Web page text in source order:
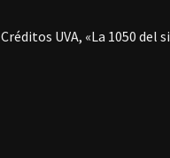
Créditos UVA, «La 1050 del